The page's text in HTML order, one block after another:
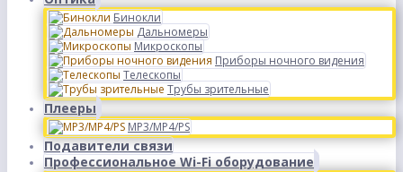
Бинокли
Дальномеры
Микроскопы
Приборы ночного видения
Телескопы
Трубы зрительные
Плееры
MP3/MP4/PS
Подавители связи
Профессиональное Wi-Fi оборудование